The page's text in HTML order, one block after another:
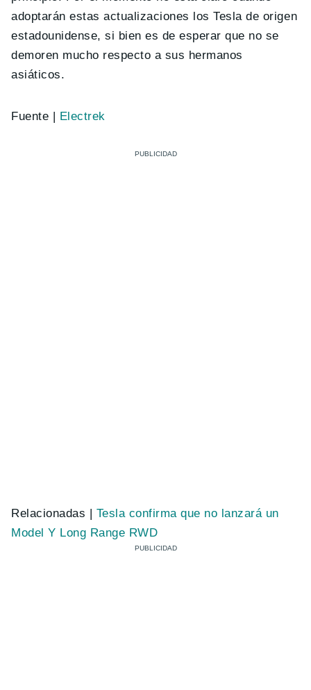
adoptarán estas actualizaciones los Tesla de origen
estadounidense, si bien es de esperar que no se
demoren mucho respecto a sus hermanos
asiáticos.
Fuente | Electrek
Relacionadas | Tesla confirma que no lanzará un
Model Y Long Range RWD